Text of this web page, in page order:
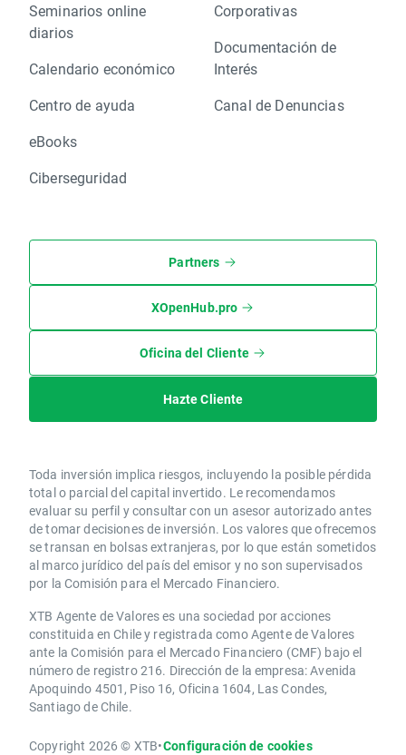
Seminarios online
diarios
Calendario económico
Centro de ayuda
eBooks
Ciberseguridad
Corporativas
Documentación de
Interés
Canal de Denuncias
Partners
XOpenHub.pro
Oficina del Cliente
Hazte Cliente
Toda inversión implica riesgos, incluyendo la posible pérdida
total o parcial del capital invertido. Le recomendamos
evaluar su perfil y consultar con un asesor autorizado antes
de tomar decisiones de inversión. Los valores que ofrecemos
se transan en bolsas extranjeras, por lo que están sometidos
al marco jurídico del país del emisor y no son supervisados
por la Comisión para el Mercado Financiero.
XTB Agente de Valores es una sociedad por acciones
constituida en Chile y registrada como Agente de Valores
ante la Comisión para el Mercado Financiero (CMF) bajo el
número de registro 216. Dirección de la empresa: Avenida
Apoquindo 4501, Piso 16, Oficina 1604, Las Condes,
Santiago de Chile.
Copyright 2026 © XTB•Configuración de cookies